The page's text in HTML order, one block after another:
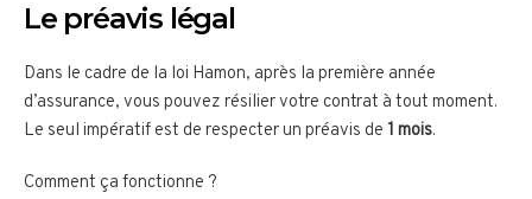
Le préavis légal
Dans le cadre de la loi Hamon, après la première année
d’assurance, vous pouvez résilier votre contrat à tout moment.
Le seul impératif est de respecter un préavis de 1 mois.
Comment ça fonctionne ?